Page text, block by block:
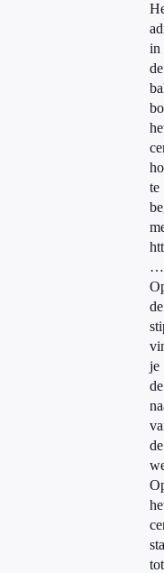
in
de
te
…
de
je
de
de
tot